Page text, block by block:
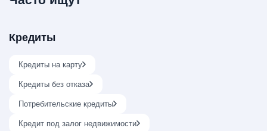
Кредиты
Кредиты на карту
Кредиты без отказа
Потребительские кредиты
Кредит под залог недвижимости